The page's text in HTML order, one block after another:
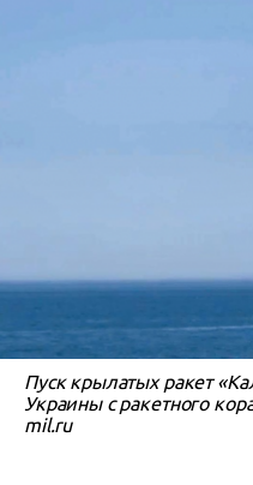
Пуск крылатых ракет
Украины с ракетного
mil.ru